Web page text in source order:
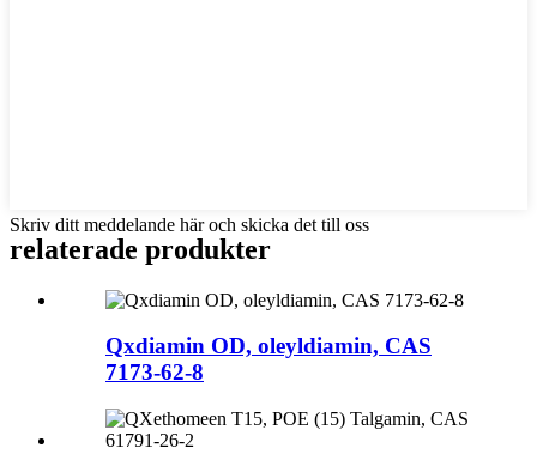
Skriv ditt meddelande här och skicka det till oss
relaterade produkter
Qxdiamin OD, oleyldiamin, CAS
7173-62-8